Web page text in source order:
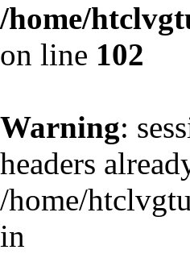
/home/
on line 102
Warning:
headers
/home/
in